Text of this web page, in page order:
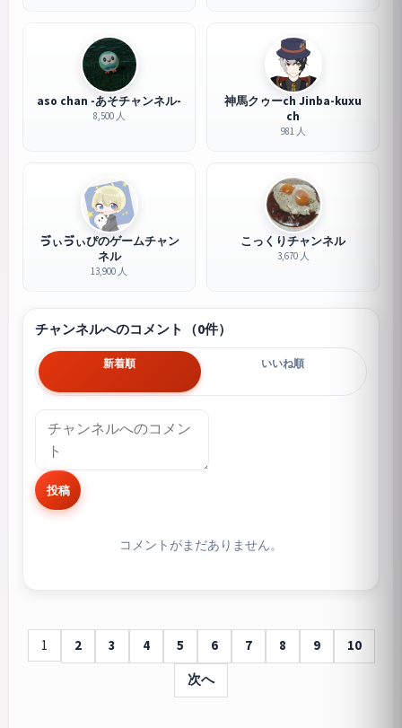
aso chan -あそチャンネル-
8,500 人
神馬クゥーch Jinba-kuxu
ch
981 人
ゔぃゔぃぴのゲームチャン
ネル
13,900 人
こっくりチャンネル
3,670 人
チャンネルへのコメント（0件）
新着順 いいね順
投稿
コメントがまだありません。
1 2 3 4 5 6 7 8 9
10
次へ